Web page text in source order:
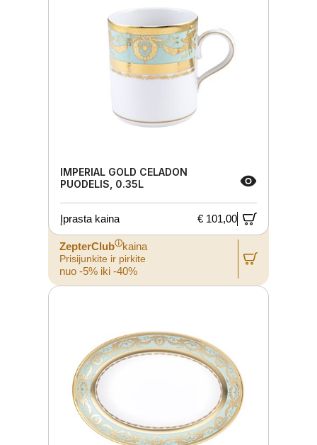
IMPERIAL GOLD CELADON
PUODELIS, 0.35L
Įprasta kaina € 101,00
ZepterClubⓘkaina
Prisijunkite ir pirkite
nuo -5% iki -40%